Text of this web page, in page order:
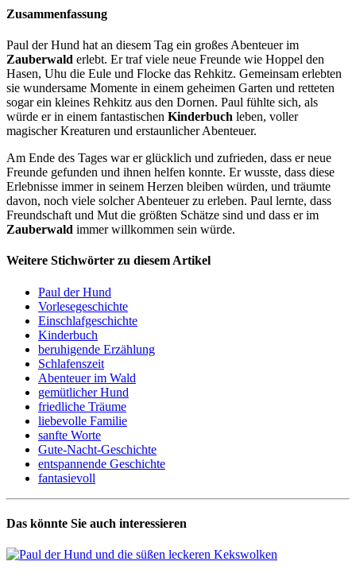
Zusammenfassung
Paul der Hund hat an diesem Tag ein großes Abenteuer im
Zauberwald erlebt. Er traf viele neue Freunde wie Hoppel den
Hasen, Uhu die Eule und Flocke das Rehkitz. Gemeinsam erlebten
sie wundersame Momente in einem geheimen Garten und retteten
sogar ein kleines Rehkitz aus den Dornen. Paul fühlte sich, als
würde er in einem fantastischen Kinderbuch leben, voller
magischer Kreaturen und erstaunlicher Abenteuer.
Am Ende des Tages war er glücklich und zufrieden, dass er neue
Freunde gefunden und ihnen helfen konnte. Er wusste, dass diese
Erlebnisse immer in seinem Herzen bleiben würden, und träumte
davon, noch viele solcher Abenteuer zu erleben. Paul lernte, dass
Freundschaft und Mut die größten Schätze sind und dass er im
Zauberwald immer willkommen sein würde.
Weitere Stichwörter zu diesem Artikel
Paul der Hund
Vorlesegeschichte
Einschlafgeschichte
Kinderbuch
beruhigende Erzählung
Schlafenszeit
Abenteuer im Wald
gemütlicher Hund
friedliche Träume
liebevolle Familie
sanfte Worte
Gute-Nacht-Geschichte
entspannende Geschichte
fantasievoll
Das könnte Sie auch interessieren